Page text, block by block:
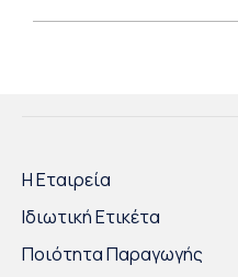
Η Εταιρεία
Ιδιωτική Ετικέτα
Ποιότητα Παραγωγής